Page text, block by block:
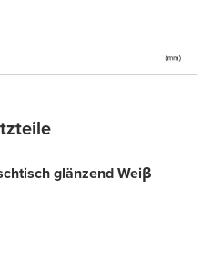
glänzend Weiβ